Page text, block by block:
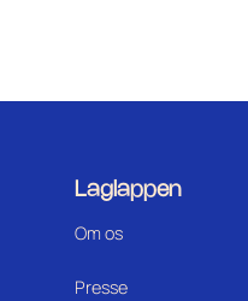
Laglappen
Om os
Presse